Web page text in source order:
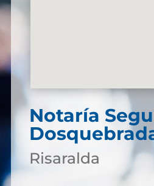
Notaría
Risaralda